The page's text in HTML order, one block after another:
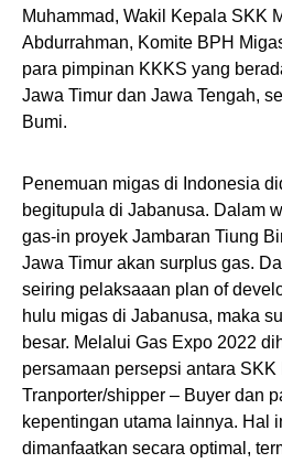
Muhammad, Wakil Kepala SKK
Abdurrahman, Komite BPH
para pimpinan KKKS yang
Jawa Timur dan Jawa Tengah,
Bumi.
Penemuan migas di Indonesia
begitupula di Jabanusa. Dalam
gas-in proyek Jambaran Tiung
Jawa Timur akan surplus gas.
seiring pelaksaaan plan of
hulu migas di Jabanusa, maka
besar. Melalui Gas Expo 2022
persamaan persepsi antara
Tranporter/shipper – Buyer dan
kepentingan utama lainnya. Hal
dimanfaatkan secara optimal,